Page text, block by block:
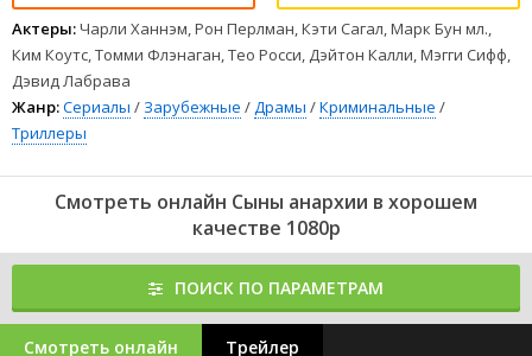
Актеры:Чарли Ханнэм, Рон Перлман, Кэти Сагал, Марк Бун мл.,
Ким Коутс, Томми Флэнаган, Тео Росси, Дэйтон Калли, Мэгги Сифф,
Дэвид Лабрава
Жанр:Сериалы / Зарубежные /Драмы /Криминальные /
Триллеры
Смотреть онлайн Сыны анархии в хорошем
качестве 1080p
ПОИСК ПО ПАРАМЕТРАМ
Смотреть онлайн Трейлер